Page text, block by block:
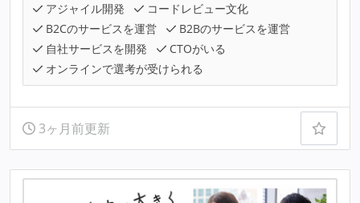
アジャイル開発
コードレビュー文化
B2Cのサービスを運営
B2Bのサービスを運営
自社サービスを開発
CTOがいる
オンラインで選考が受けられる
3ヶ月前更新